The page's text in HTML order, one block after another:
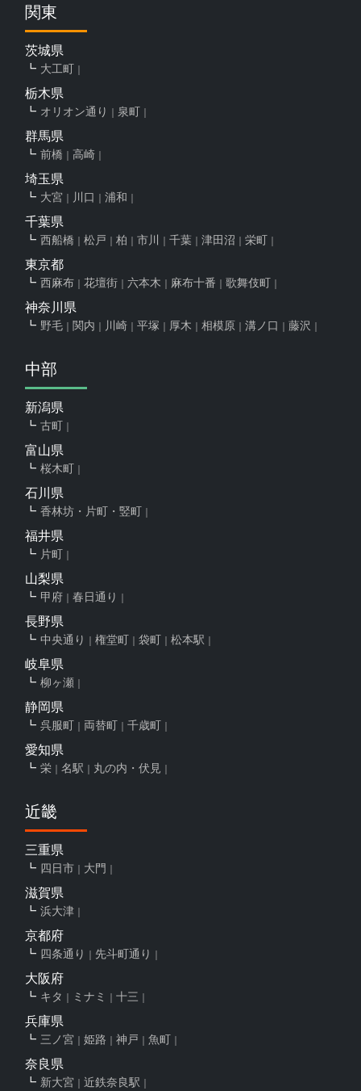
関東
茨城県
大工町
栃木県
オリオン通り 泉町
群馬県
前橋 高崎
埼玉県
大宮 川口 浦和
千葉県
西船橋 松戸 柏 市川 千葉 津田沼 栄町
東京都
西麻布 花壇街 六本木 麻布十番 歌舞伎町
神奈川県
野毛 関内 川崎 平塚 厚木 相模原 溝ノ口 藤沢
中部
新潟県
古町
富山県
桜木町
石川県
香林坊・片町・竪町
福井県
片町
山梨県
甲府 春日通り
長野県
中央通り 権堂町 袋町 松本駅
岐阜県
柳ヶ瀬
静岡県
呉服町 両替町 千歳町
愛知県
栄 名駅 丸の内・伏見
近畿
三重県
四日市 大門
滋賀県
浜大津
京都府
四条通り 先斗町通り
大阪府
キタ ミナミ 十三
兵庫県
三ノ宮 姫路 神戸 魚町
奈良県
新大宮 近鉄奈良駅